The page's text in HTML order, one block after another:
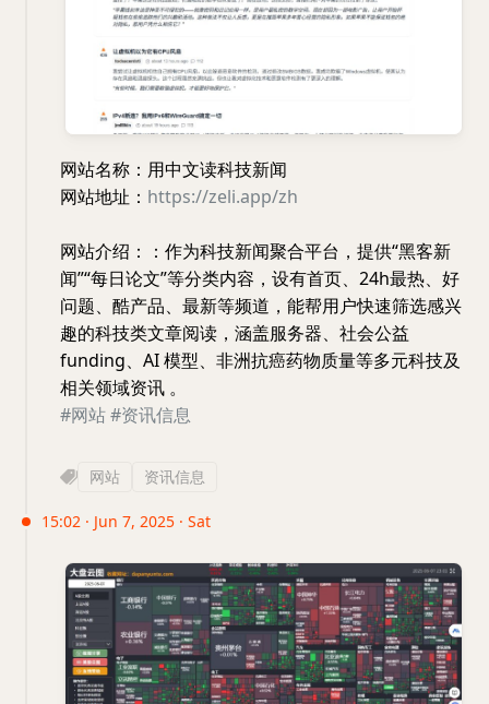
网站名称：用中文读科技新闻
网站地址： https://zeli.app/zh
网站介绍：：作为科技新闻聚合平台，提供“黑客新
闻”“每日论文”等分类内容，设有首页、24h最热、好
问题、酷产品、最新等频道，能帮用户快速筛选感兴
趣的科技类文章阅读，涵盖服务器、社会公益
funding、AI 模型、非洲抗癌药物质量等多元科技及
相关领域资讯 。
#网站#资讯信息
网站 资讯信息
15:02 · Jun 7, 2025 · Sat